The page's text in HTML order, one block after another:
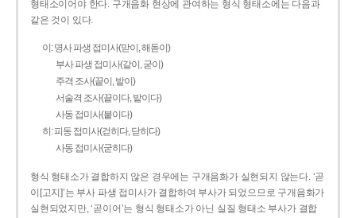
형태소이어야 한다. 구개음화 현상에 관여하는 형식 형태소에는 다음과
같은 것이 있다.
이: 명사 파생 접미사(맏이, 해돋이)
부사 파생 접미사(같이, 굳이)
주격 조사(끝이, 밭이)
서술격 조사(끝이다, 밭이다)
사동 접미사(붙이다)
히: 피동 접미사(걷히다, 닫히다)
사동 접미사(굳히다)
형식 형태소가 결합하지 않은 경우에는 구개음화가 실현되지 않는다. ‘곧
이[고지]’는 부사 파생 접미사가 결합하여 부사가 되었으므로 구개음화가
실현되었지만, ‘곧이어’는 형식 형태소가 아닌 실질 형태소 부사가 결합